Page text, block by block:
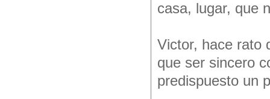
casa, lugar, que
Victor, hace rato
que ser sincero
predispuesto un